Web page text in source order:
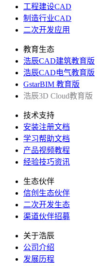
工程建设CAD
制造行业CAD
二次开发应用
教育生态
浩辰CAD建筑教育版
浩辰CAD电气教育版
GstarBIM 教育版
浩辰3D Cloud教育版
技术支持
安装注册文档
学习帮助文档
产品视频教程
经验技巧资讯
生态伙伴
信创生态伙伴
二次开发生态
渠道伙伴招募
关于浩辰
公司介绍
发展历程